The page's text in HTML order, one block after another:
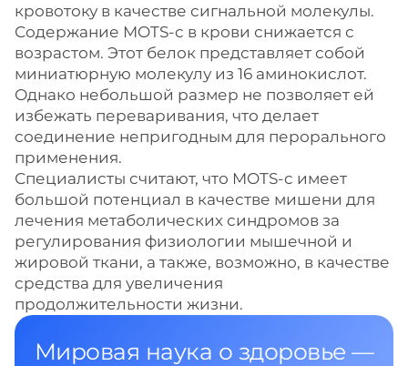
кровотоку в качестве сигнальной молекулы.
Содержание MOTS-c в крови снижается с
возрастом. Этот белок представляет собой
миниатюрную молекулу из 16 аминокислот.
Однако небольшой размер не позволяет ей
избежать переваривания, что делает
соединение непригодным для перорального
применения.
Специалисты считают, что MOTS-c имеет
большой потенциал в качестве мишени для
лечения метаболических синдромов за
регулирования физиологии мышечной и
жировой ткани, а также, возможно, в качестве
средства для увеличения
продолжительности жизни.
Мировая наука о здоровье —